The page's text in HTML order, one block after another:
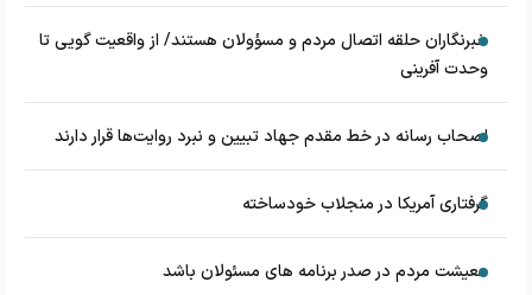
خبرنگاران حلقه اتصال مردم و مسؤولان هستند/ از واقعیت گویی تا
وحدت آفرینی
اصحاب رسانه در خط مقدم جهاد تبیین و نبرد روایت‌ها قرار دارند
گرفتاری آمریکا در منجلاب خودساخته
معیشت مردم در صدر برنامه های مسئولان باشد